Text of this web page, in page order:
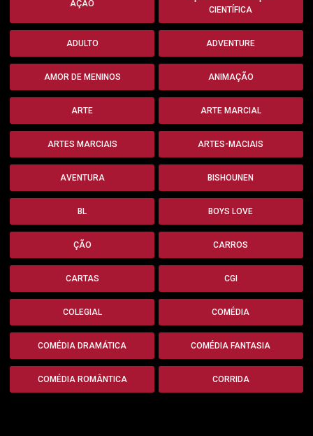
AÇÃO
CIENTÍFICA
ADULTO ADVENTURE
AMOR DE MENINOS ANIMAÇÃO
ARTE ARTE MARCIAL
ARTES MARCIAIS ARTES-MACIAIS
AVENTURA BISHOUNEN
BL BOYS LOVE
ÇÃO CARROS
CARTAS CGI
COLEGIAL COMÉDIA
COMÉDIA DRAMÁTICA COMÉDIA FANTASIA
COMÉDIA ROMÂNTICA CORRIDA